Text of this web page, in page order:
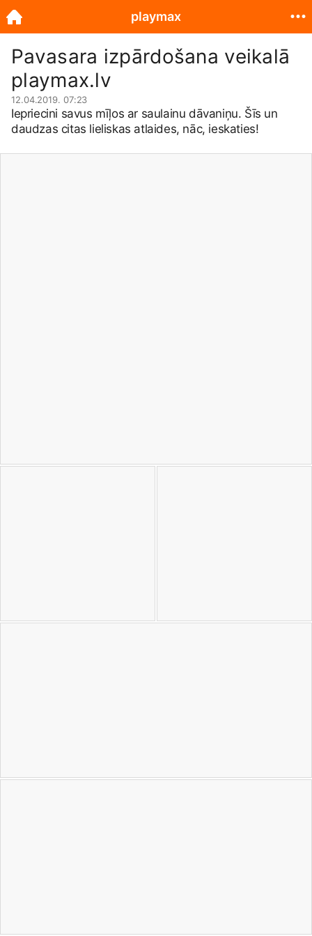
Pavasara izpārdošana veikalā
playmax.lv
12.04.2019. 07:23
Iepriecini savus mīļos ar saulainu dāvaniņu. Šīs un
daudzas citas lieliskas atlaides, nāc, ieskaties!
playmax